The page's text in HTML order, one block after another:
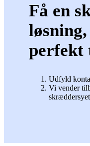
Få en
perfekt
Udfyld
Vi vender